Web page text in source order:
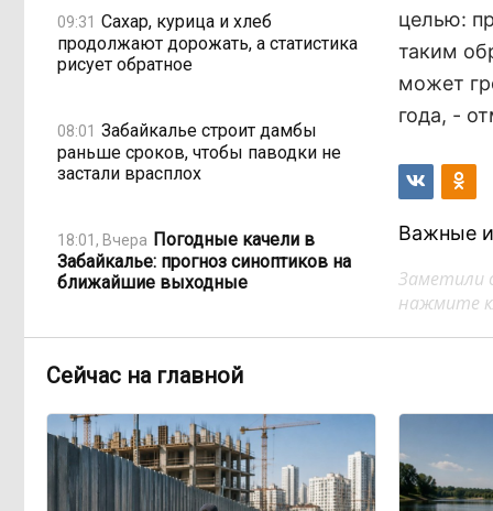
09:31 Сахар, курица и хлеб
продолжают дорожать, а статистика
рисует обратное
08:01 Забайкалье строит дамбы
раньше сроков, чтобы паводки не
застали врасплох
18:01, Вчера Погодные качели в
Забайкалье: прогноз синоптиков на
ближайшие выходные
возглавили рейтинг самых
за смену в ДФО
15:02, Вчера
«Ждать некогда»:
жители подтопленного Угдана
целью:
таким
может
года, -
Важные
Заметили
нажмите
Сейчас на главной